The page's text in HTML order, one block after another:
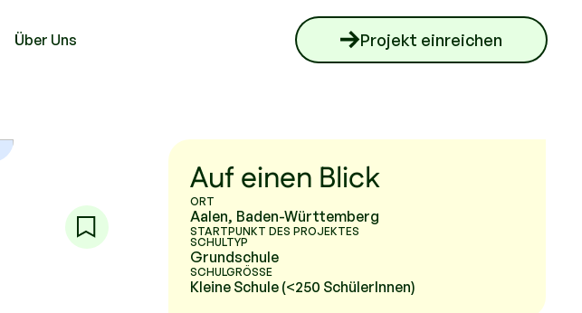
Über Uns Projekt einreichen
Auf einen Blick
ORT
Aalen, Baden-Württemberg
STARTPUNKT DES PROJEKTES
SCHULTYP
Grundschule
SCHULGRÖSSE
Kleine Schule (<250 SchülerInnen)